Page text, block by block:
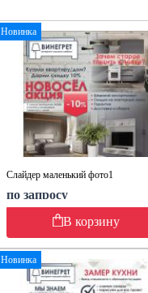
Новинка
Слайдер маленький фото1
по запросу
В корзину
Новинка